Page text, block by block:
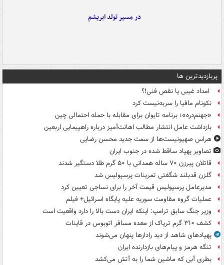
در مسیر تولد ابریشم
پربازدیدترین ها
امداد غیبی یا نقص فنی!؟
نکونام مافیا را سربه‌نیست کرد
«جهنم‌دره»؛ برنامه تایوان برای مقابله با حمله احتمالی چین
بازداشت عامل انتشار مطالب اهانت‌آمیز درباره راهپیمایی اربعین
هراس صهیونیست‌ها از سمت جدید محسن رضایی
تصاویر پهپاد ساقط شده در جنوب ایران
قاتلان پیرزن ۷۰ ساله همدانی با ۵۰ گرم طلا دستگیر شدند
گلزن قدبلند شگفتی تمرینات پرسپولیس شد
مدیرعامل پرسپولیس قیمت آخر را برای نساجی تعیین کرد
عملیات گروه مقاومت سوریه علیه پایگاه اسرائیل+ فیلم
وزیر جنگ سابق ترامپ: اینکه ایران دست بالا را دارد واقعیت است
کشف ۳۱۰ گرم تریاک از معده مسافر اتوبوس در قاینات
پهپادهای شاهد از دید رادارها پنهان می‌شوند
تنگه هرمز و پیام‌های بازدارنده ایران
بطری آبی که ماشین شما را به آتش می‌کشد